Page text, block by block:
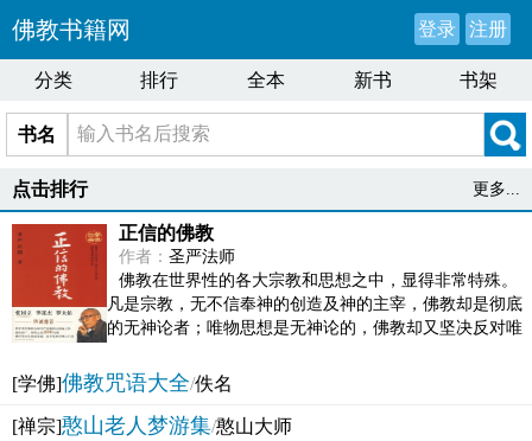
佛教书籍网 登录 注册
分类 排行 全本 新书 书架
书名
点击排行 更多...
正信的佛教
作者： 圣严法师
佛教在世界性的各大宗教和思想之中，显得非常特殊。
凡是宗教，无不信奉神的创造及神的主宰，佛教却是彻底
的无神论者；唯物思想是无神论的，佛教却又坚决反对唯
[学佛]佛教咒语大全/佚名
[禅宗]憨山老人梦游集/憨山大师